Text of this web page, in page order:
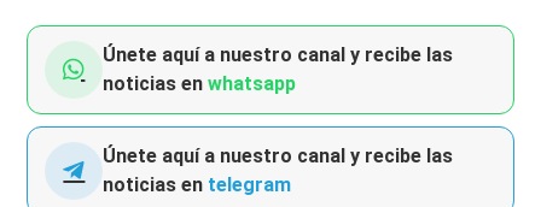
Únete aquí a nuestro canal y recibe las
noticias enwhatsapp
Únete aquí a nuestro canal y recibe las
noticias en telegram